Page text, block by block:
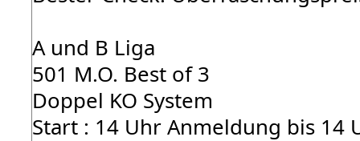
A und B Liga
501 M.O. Best of 3
Doppel KO System
Start : 14 Uhr Anmeldung bis 14